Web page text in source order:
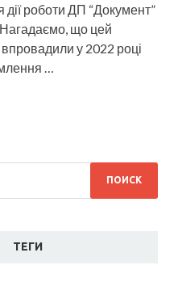
роботи ДП “Документ”
Нагадаємо, що цей
у 2022 році
…
ТЕГИ